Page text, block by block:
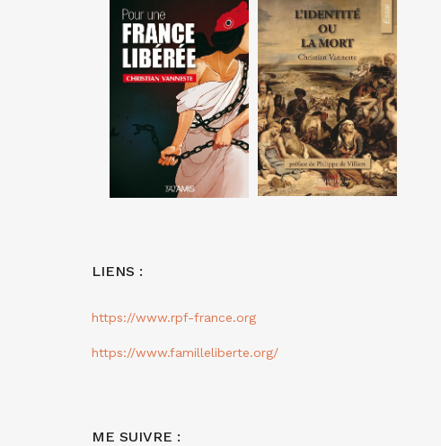
LIENS :
https://www.rpf-france.org
https://www.familleliberte.org/
ME SUIVRE :